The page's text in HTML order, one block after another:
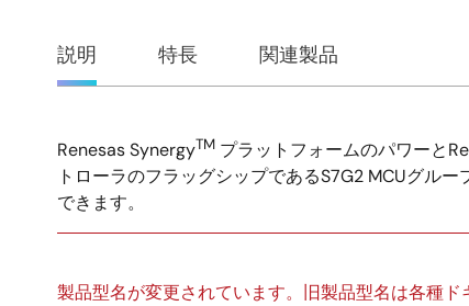
概
説明 特長 関連製品
説
明
Renesas SynergyTM プラットフォームのパワーと
トローラのフラッグシップであるS7G2 MCUグル
できます。
製品型名が変更されています。旧製品型名は各種